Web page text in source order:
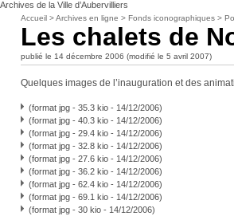
Archives de la Ville d’Aubervilliers
Accueil >Archives en ligne >Fonds iconographiques >
Les chalets de
publié le 14 décembre 2006 (modifié le 5 avril 2007)
Quelques images de l’inauguration et des
(format jpg - 35.3 kio - 14/12/2006)
(format jpg - 40.3 kio - 14/12/2006)
(format jpg - 29.4 kio - 14/12/2006)
(format jpg - 32.8 kio - 14/12/2006)
(format jpg - 27.6 kio - 14/12/2006)
(format jpg - 36.2 kio - 14/12/2006)
(format jpg - 62.4 kio - 14/12/2006)
(format jpg - 69.1 kio - 14/12/2006)
(format jpg - 30 kio - 14/12/2006)